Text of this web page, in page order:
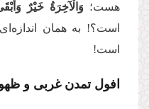
هست؛وَالْآخِرَةُ خَيْرٌ
است؟! به همان اندازه‌ای
است!
افول تمدن غربی و